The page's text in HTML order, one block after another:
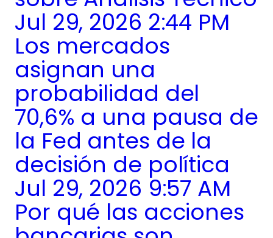
Jul 29, 2026 2:44 PM
Los mercados
asignan una
probabilidad del
70,6% a una pausa de
la Fed antes de la
decisión de política
Jul 29, 2026 9:57 AM
Por qué las acciones